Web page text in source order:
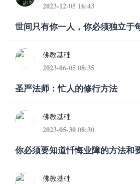
2023-12-05 16:43
世间只有你一人，你必须独立于
佛教基础
2023-06-05 08:35
圣严法师：忙人的修行方法
佛教基础
2023-05-30 08:30
你必须要知道忏悔业障的方法和
佛教基础